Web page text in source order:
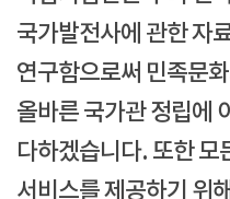
국가발전사에 관한 자
연구함으로써 민족문
올바른 국가관 정립에
다하겠습니다. 또한 모
서비스를 제공하기 위